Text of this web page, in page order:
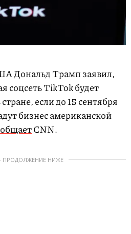
Дональд Трамп заявил,
соцсеть TikTok будет
если до 15 сентября
бизнес американской
CNN.
ПРОДОЛЖЕНИЕ НИЖЕ